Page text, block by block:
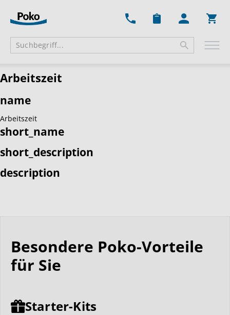
Arbeitszeit
name
Arbeitszeit
short_name
short_description
description
Besondere Poko-Vorteile
für Sie
Starter-Kits